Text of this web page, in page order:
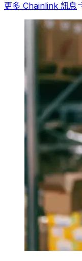
更多 Chainlink 訊息